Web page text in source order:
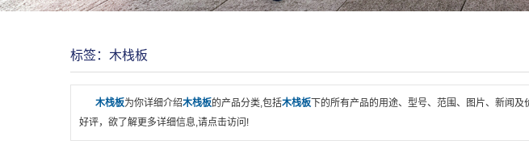
标签：木栈板
木栈板为你详细介绍木栈板的产品分类,包括木栈板 下的所有产品的用途、型号、范围、图片、新闻
好评，欲了解更多详细信息,请点击访问!